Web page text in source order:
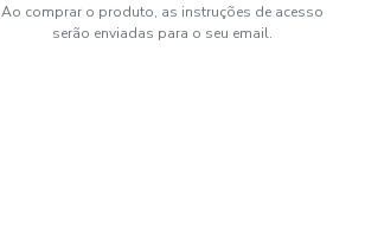
Ao comprar o produto, as instruções de acesso
serão enviadas para o seu email.